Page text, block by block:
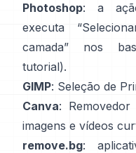
Photoshop: a
executa
camada” nos
tutorial).
GIMP: Seleção de
Canva:
imagens e vídeos
remove.bg: